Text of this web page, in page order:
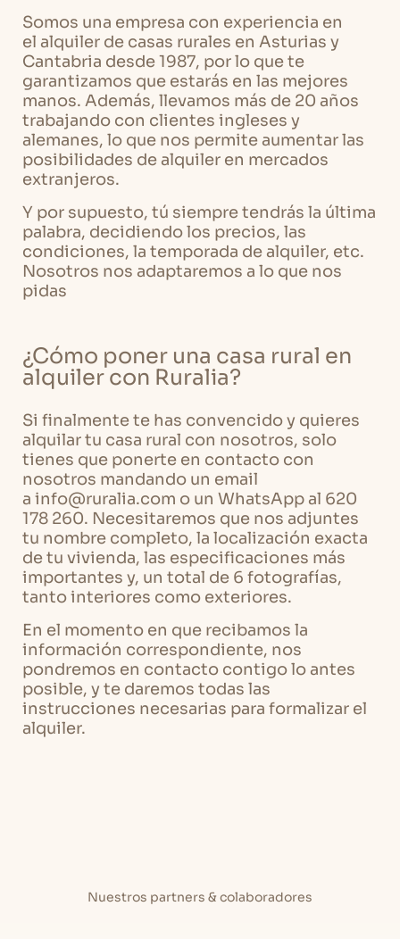
Somos una empresa con experiencia en
el alquiler de casas rurales en Asturias y
Cantabria desde 1987, por lo que te
garantizamos que estarás en las mejores
manos. Además, llevamos más de 20 años
trabajando con clientes ingleses y
alemanes, lo que nos permite aumentar las
posibilidades de alquiler en mercados
extranjeros.
Y por supuesto, tú siempre tendrás la última
palabra, decidiendo los precios, las
condiciones, la temporada de alquiler, etc.
Nosotros nos adaptaremos a lo que nos
pidas
¿Cómo poner una casa rural en
alquiler con Ruralia?
Si finalmente te has convencido y quieres
alquilar tu casa rural con nosotros, solo
tienes que ponerte en contacto con
nosotros mandando un email
a info@ruralia.com o un WhatsApp al 620
178 260. Necesitaremos que nos adjuntes
tu nombre completo, la localización exacta
de tu vivienda, las especificaciones más
importantes y, un total de 6 fotografías,
tanto interiores como exteriores.
En el momento en que recibamos la
información correspondiente, nos
pondremos en contacto contigo lo antes
posible, y te daremos todas las
instrucciones necesarias para formalizar el
alquiler.
Nuestros partners & colaboradores